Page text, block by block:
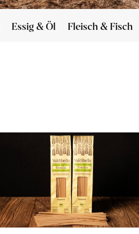
Essig & Öl Fleisch & Fisch